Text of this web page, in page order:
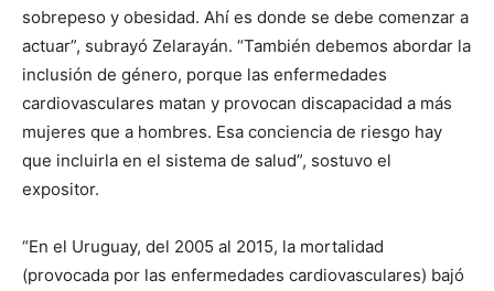
sobrepeso y obesidad. Ahí es donde se debe comenzar a
actuar”, subrayó Zelarayán. “También debemos abordar la
inclusión de género, porque las enfermedades
cardiovasculares matan y provocan discapacidad a más
mujeres que a hombres. Esa conciencia de riesgo hay
que incluirla en el sistema de salud”, sostuvo el
expositor.
“En el Uruguay, del 2005 al 2015, la mortalidad
(provocada por las enfermedades cardiovasculares) bajó